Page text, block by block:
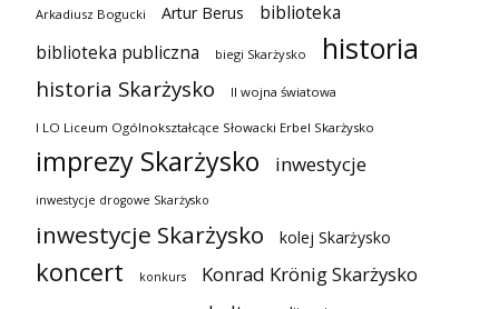
Arkadiusz Bogucki Artur Berus
biblioteka
biblioteka publiczna
biegi Skarżysko historia
historia Skarżysko II wojna światowa
I LO Liceum Ogólnokształcące Słowacki Erbel Skarżysko
imprezy Skarżysko inwestycje
inwestycje drogowe Skarżysko
inwestycje Skarżysko kolej Skarżysko
koncert konkurs Konrad Krönig Skarżysko